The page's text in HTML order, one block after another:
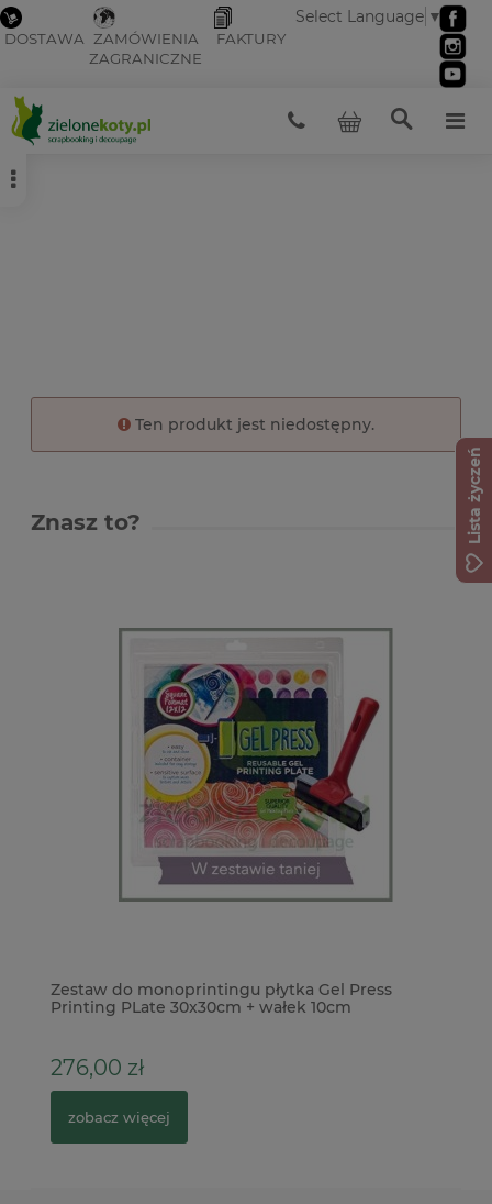
DOSTAWA ZAMÓWIENIA
ZAGRANICZNE
FAKTURY
Select Language ▼
Ten produkt jest niedostępny.
Znasz to?
Zestaw do monoprintingu płytka Gel Press
Printing PLate 30x30cm + wałek 10cm
276,00 zł
zobacz więcej
Lista życzeń